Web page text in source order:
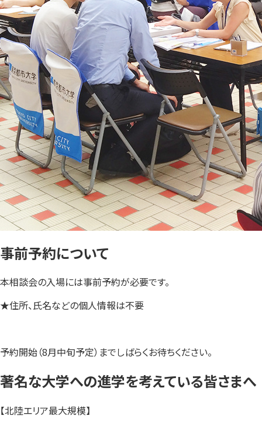
事前予約について
本相談会の入場には事前予約が必要です。
★住所、氏名などの個人情報は不要
予約開始（8月中旬予定）までしばらくお待ちください。
著名な大学への進学を考えている皆さまへ
【北陸エリア最大規模】